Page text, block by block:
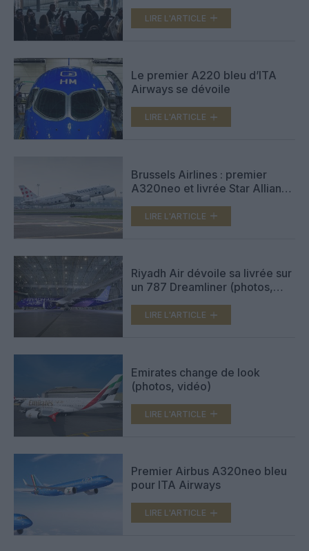
LIRE L'ARTICLE
Le premier A220 bleu d’ITA
Airways se dévoile
LIRE L'ARTICLE
Brussels Airlines : premier
A320neo et livrée Star Alliance
LIRE L'ARTICLE
Riyadh Air dévoile sa livrée sur
un 787 Dreamliner (photos,
LIRE L'ARTICLE
Emirates change de look
(photos, vidéo)
LIRE L'ARTICLE
Premier Airbus A320neo bleu
pour ITA Airways
LIRE L'ARTICLE